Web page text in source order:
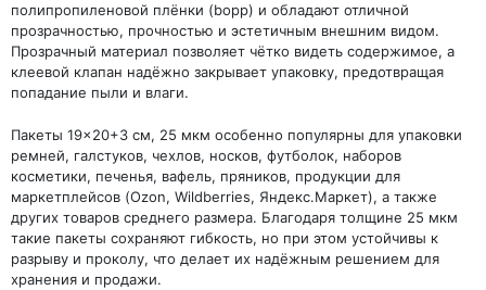
полипропиленовой плёнки (bopp) и обладают отличной
прозрачностью, прочностью и эстетичным внешним видом.
Прозрачный материал позволяет чётко видеть содержимое, а
клеевой клапан надёжно закрывает упаковку, предотвращая
попадание пыли и влаги.
Пакеты 19×20+3 см, 25 мкм особенно популярны для упаковки
ремней, галстуков, чехлов, носков, футболок, наборов
косметики, печенья, вафель, пряников, продукции для
маркетплейсов (Ozon, Wildberries, Яндекс.Маркет), а также
других товаров среднего размера. Благодаря толщине 25 мкм
такие пакеты сохраняют гибкость, но при этом устойчивы к
разрыву и проколу, что делает их надёжным решением для
хранения и продажи.